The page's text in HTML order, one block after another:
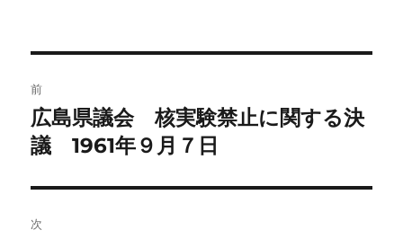
稿
ナ
ビ
ゲ
前
前
の
稿:
広島県議会 核実験禁止に関する決
議 1961年９月７日
次